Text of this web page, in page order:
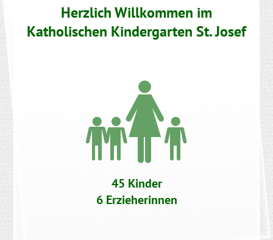
Herzlich Willkommen im
Katholischen Kindergarten St. Josef
45 Kinder
6 Erzieherinnen